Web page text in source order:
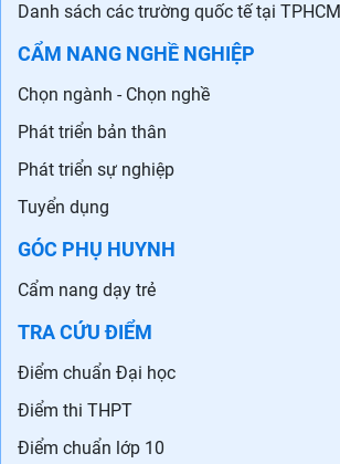
Danh sách các trường quốc tế tại TPHCM
CẨM NANG NGHỀ NGHIỆP
Chọn ngành - Chọn nghề
Phát triển bản thân
Phát triển sự nghiệp
Tuyển dụng
GÓC PHỤ HUYNH
Cẩm nang dạy trẻ
TRA CỨU ĐIỂM
Điểm chuẩn Đại học
Điểm thi THPT
Điểm chuẩn lớp 10